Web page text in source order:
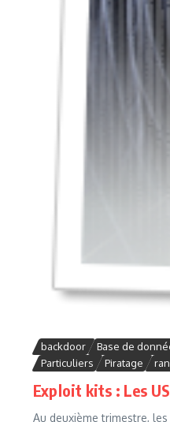
backdoor Base de
Particuliers
Piratage
Exploit kits : Les
Au deuxième trimestre,